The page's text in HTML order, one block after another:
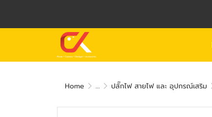
Home ... ปลั๊กไฟ สายไฟ และ อุปกรณ์เสริม